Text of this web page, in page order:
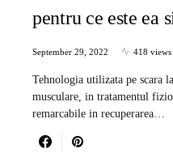
pentru ce este ea
September 29, 2022 418 views
Tehnologia utilizata pe scara
musculare, in tratamentul
remarcabile in recuperarea…